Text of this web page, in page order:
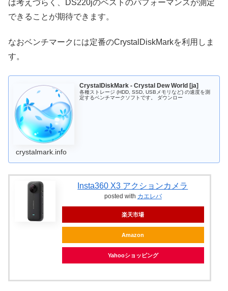
は考えづらく、DS220jのベストのパフォーマンスが測定
できることが期待できます。
なおベンチマークには定番のCrystalDiskMarkを利用しま
す。
CrystalDiskMark - Crystal Dew World [ja]
各種ストレージ (HDD, SSD, USBメモリなど) の速度を測
定するベンチマークソフトです。 ダウンロー
crystalmark.info
Insta360 X3 アクションカメラ
posted with カエレバ
楽天市場
Amazon
Yahooショッピング